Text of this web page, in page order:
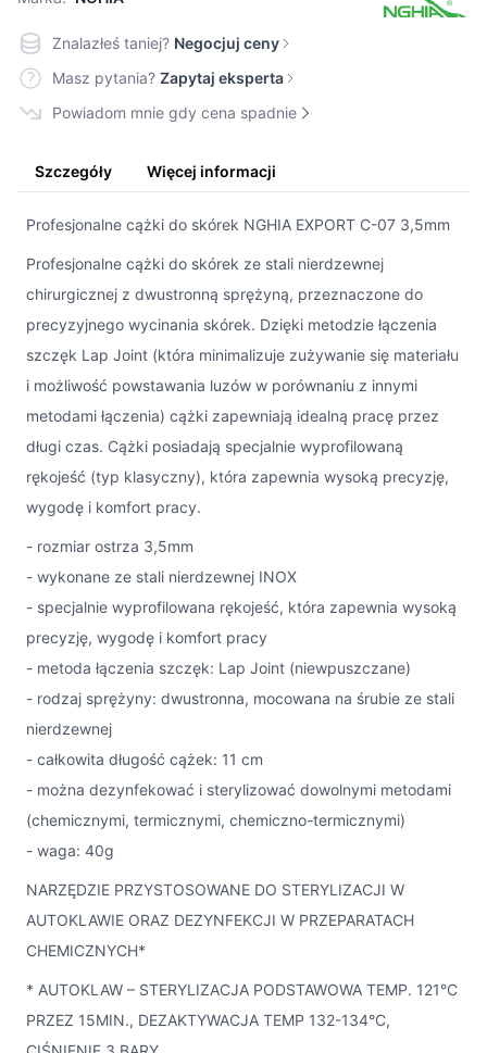
Znalazłeś taniej? Negocjuj ceny
Masz pytania? Zapytaj eksperta
Powiadom mnie gdy cena spadnie
Szczegóły Więcej informacji
Profesjonalne cążki do skórek NGHIA EXPORT C-07 3,5mm
Profesjonalne cążki do skórek ze stali nierdzewnej
chirurgicznej z dwustronną sprężyną, przeznaczone do
precyzyjnego wycinania skórek. Dzięki metodzie łączenia
szczęk Lap Joint (która minimalizuje zużywanie się materiału
i możliwość powstawania luzów w porównaniu z innymi
metodami łączenia) cążki zapewniają idealną pracę przez
długi czas. Cążki posiadają specjalnie wyprofilowaną
rękojeść (typ klasyczny), która zapewnia wysoką precyzję,
wygodę i komfort pracy.
- rozmiar ostrza 3,5mm
- wykonane ze stali nierdzewnej INOX
- specjalnie wyprofilowana rękojeść, która zapewnia wysoką
precyzję, wygodę i komfort pracy
- metoda łączenia szczęk: Lap Joint (niewpuszczane)
- rodzaj sprężyny: dwustronna, mocowana na śrubie ze stali
nierdzewnej
- całkowita długość cążek: 11 cm
- można dezynfekować i sterylizować dowolnymi metodami
(chemicznymi, termicznymi, chemiczno-termicznymi)
- waga: 40g
NARZĘDZIE PRZYSTOSOWANE DO STERYLIZACJI W
AUTOKLAWIE ORAZ DEZYNFEKCJI W PRZEPARATACH
CHEMICZNYCH*
* AUTOKLAW – STERYLIZACJA PODSTAWOWA TEMP. 121°C
PRZEZ 15MIN., DEZAKTYWACJA TEMP 132-134°C,